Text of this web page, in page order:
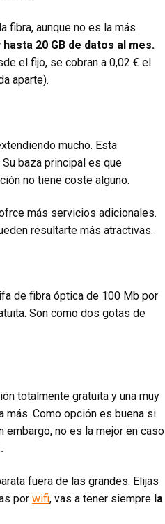
fibra, aunque no es la más
20 GB de datos al mes.
el fijo, se cobran a 0,02 € el
aparte).
mucho. Esta
Su baza principal es que
no tiene coste alguno.
más servicios adicionales.
resultarte más atractivas.
de fibra óptica de 100 Mb por
Son como dos gotas de
totalmente gratuita y una muy
más. Como opción es buena si
embargo, no es la mejor en caso
fuera de las grandes. Elijas
por wifi, vas a tener siempre la